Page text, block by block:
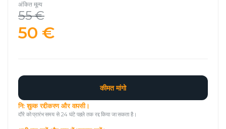
अंकित मूल्य
55 €
50 €
कीमत मांगो
नि: शुल्क रद्दीकरण और वापसी।
दौरे को प्रारंभ समय से 24 घंटे पहले तक रद्द किया जा सकता है।